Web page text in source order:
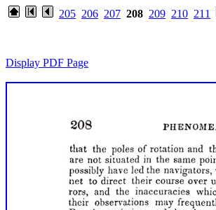
205 206 207 208 209 210 211
Display PDF Page